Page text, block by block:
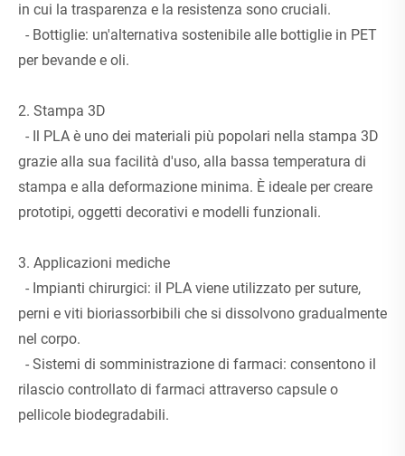
in cui la trasparenza e la resistenza sono cruciali.
- Bottiglie: un'alternativa sostenibile alle bottiglie in PET
per bevande e oli.
2. Stampa 3D
- Il PLA è uno dei materiali più popolari nella stampa 3D
grazie alla sua facilità d'uso, alla bassa temperatura di
stampa e alla deformazione minima. È ideale per creare
prototipi, oggetti decorativi e modelli funzionali.
3. Applicazioni mediche
- Impianti chirurgici: il PLA viene utilizzato per suture,
perni e viti bioriassorbibili che si dissolvono gradualmente
nel corpo.
- Sistemi di somministrazione di farmaci: consentono il
rilascio controllato di farmaci attraverso capsule o
pellicole biodegradabili.